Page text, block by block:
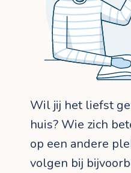
Wil jij het liefst
huis? Wie zich
op een andere
volgen bij